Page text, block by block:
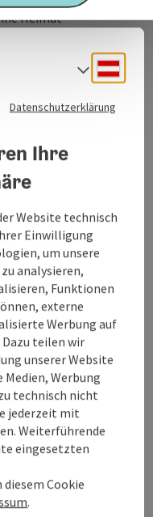
Heimat
Kinderfotografie
jedoch habe ich
auch Stylistin
die
dem Shooting
Vorstellungen.
Datenschutzerklärung
Ihre
Website technisch
Einwilligung
um unsere
analysieren,
Funktionen
externe
Werbung auf
teilen wir
unserer Website
Werbung
technisch nicht
jederzeit mit
Weiterführende
eingesetzten
diesem Cookie
.